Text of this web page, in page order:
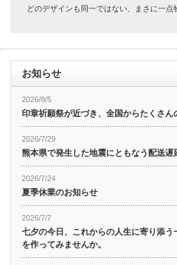
どのデザインも同一ではない、まさに一
お知らせ
2026/8/5
印章祈願祭が近づき、全国からたくさん
2026/7/29
熊本県で発生した地震にともなう配送遅
2026/7/24
夏季休業のお知らせ
2026/7/7
七夕の今日、これからの人生に寄り添
を作ってみませんか。